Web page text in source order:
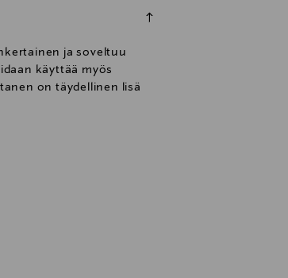
ja soveltuu
käyttää myös
on täydellinen lisä